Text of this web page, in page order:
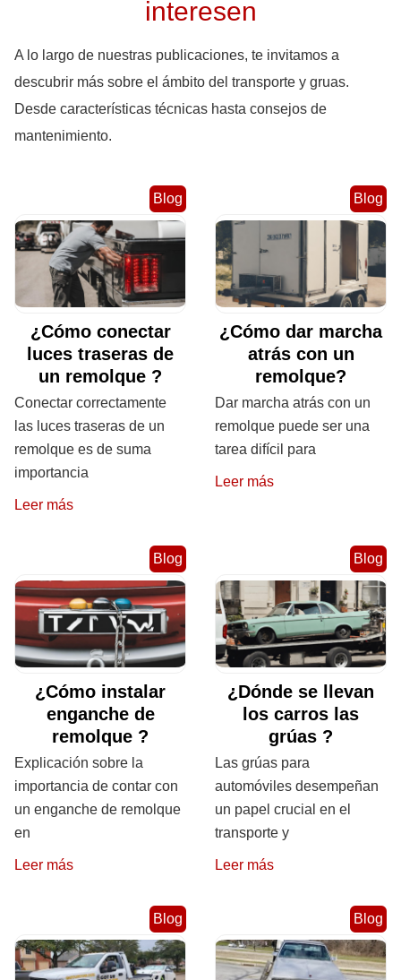
interesen
A lo largo de nuestras publicaciones, te invitamos a
descubrir más sobre el ámbito del transporte y gruas.
Desde características técnicas hasta consejos de
mantenimiento.
Blog
¿Cómo conectar
luces traseras de
un remolque ?
Conectar correctamente
las luces traseras de un
remolque es de suma
importancia
Leer más
Blog
¿Cómo dar marcha
atrás con un
remolque?
Dar marcha atrás con un
remolque puede ser una
tarea difícil para
Leer más
Blog
¿Cómo instalar
enganche de
remolque ?
Explicación sobre la
importancia de contar con
un enganche de remolque
en
Leer más
Blog
¿Dónde se llevan
los carros las
grúas ?
Las grúas para
automóviles desempeñan
un papel crucial en el
transporte y
Leer más
Blog Blog